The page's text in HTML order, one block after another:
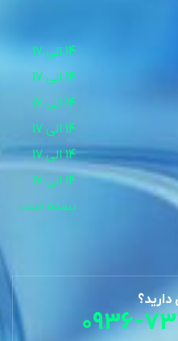
14 الی 17
14 الی 17
14 الی 17
14 الی 17
14 الی 17
14 الی 17
بسته است
دارید؟
0936-